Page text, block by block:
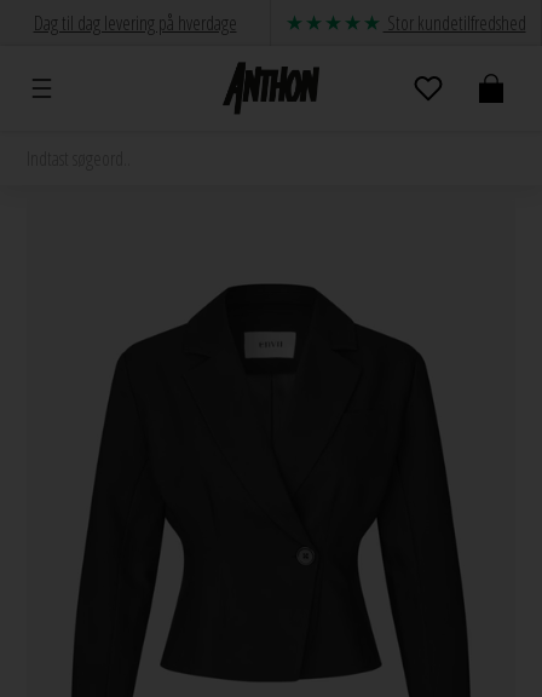
Dag til dag levering på hverdage Stor kundetilfredshed